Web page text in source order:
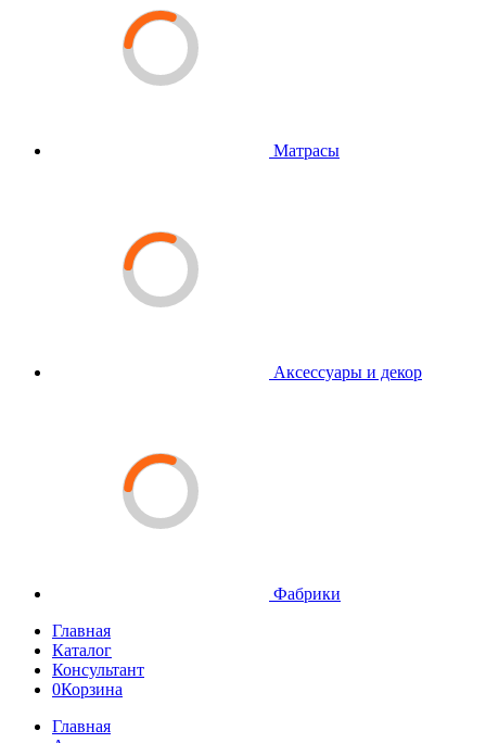
Матрасы
Аксессуары и декор
Фабрики
Главная
Каталог
Консультант
0Корзина
Главная